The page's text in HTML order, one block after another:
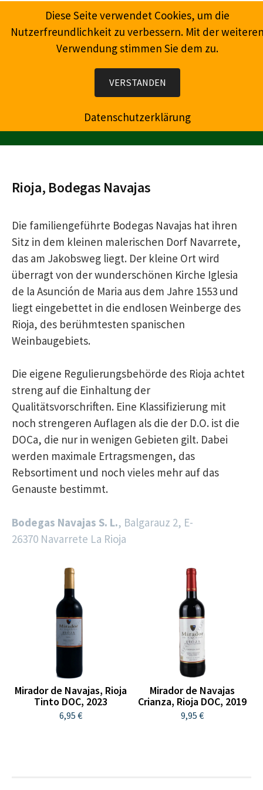
Inhalt
Wein, Champagner, Prosecco, Feinkost, Präsente
Rioja, Bodegas Navajas
Die familiengeführte Bodegas Navajas hat ihren
Sitz in dem kleinen malerischen Dorf Navarrete,
das am Jakobsweg liegt. Der kleine Ort wird
überragt von der wunderschönen Kirche Iglesia
de la Asunción de Maria aus dem Jahre 1553 und
liegt eingebettet in die endlosen Weinberge des
Rioja, des berühmtesten spanischen
Weinbaugebiets.
Die eigene Regulierungsbehörde des Rioja achtet
streng auf die Einhaltung der
Qualitätsvorschriften. Eine Klassifizierung mit
noch strengeren Auflagen als die der D.O. ist die
DOCa, die nur in wenigen Gebieten gilt. Dabei
werden maximale Ertragsmengen, das
Rebsortiment und noch vieles mehr auf das
Genauste bestimmt.
Bodegas Navajas S. L., Balgarauz 2, E-
26370 Navarrete La Rioja
Mirador de Navajas, Rioja
Tinto DOC, 2023
6,95 €
Mirador de Navajas
Crianza, Rioja DOC, 2019
9,95 €
Diese Seite verwendet Cookies, um die
Nutzerfreundlichkeit zu verbessern. Mit der
Verwendung stimmen Sie dem zu.
VERSTANDEN
Datenschutzerklärung